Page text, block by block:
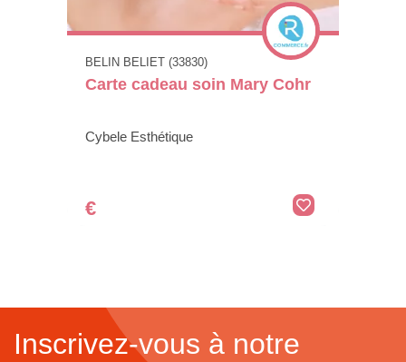
BELIN BELIET (33830)
Carte cadeau soin Mary Cohr
Cybele Esthétique
€
Inscrivez-vous à notre